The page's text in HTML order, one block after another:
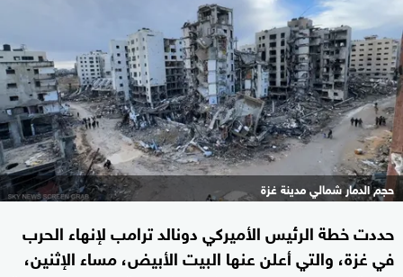
حجم الدمار شمالي مدينة غزة
حددت خطة الرئيس الأميركي دونالد ترامب لإنهاء الحرب
في غزة، والتي أعلن عنها البيت الأبيض، مساء الإثنين،